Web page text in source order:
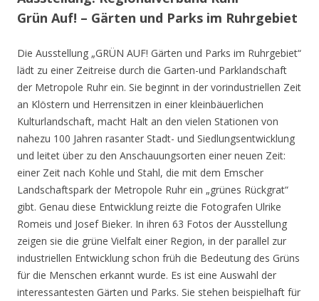
Grün Auf! – Gärten und Parks im Ruhrgebiet
Die Ausstellung „GRÜN AUF! Gärten und Parks im Ruhrgebiet“
lädt zu einer Zeitreise durch die Garten-und Parklandschaft
der Metropole Ruhr ein. Sie beginnt in der vorindustriellen Zeit
an Klöstern und Herrensitzen in einer kleinbäuerlichen
Kulturlandschaft, macht Halt an den vielen Stationen von
nahezu 100 Jahren rasanter Stadt- und Siedlungsentwicklung
und leitet über zu den Anschauungsorten einer neuen Zeit:
einer Zeit nach Kohle und Stahl, die mit dem Emscher
Landschaftspark der Metropole Ruhr ein „grünes Rückgrat“
gibt. Genau diese Entwicklung reizte die Fotografen Ulrike
Romeis und Josef Bieker. In ihren 63 Fotos der Ausstellung
zeigen sie die grüne Vielfalt einer Region, in der parallel zur
industriellen Entwicklung schon früh die Bedeutung des Grüns
für die Menschen erkannt wurde. Es ist eine Auswahl der
interessantesten Gärten und Parks. Sie stehen beispielhaft für